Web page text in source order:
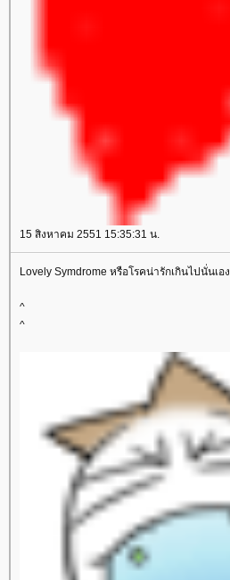
15 สิงหาคม 2551 15:35:31 น.
Lovely Symdrome หรือโรคน่ารักเกินไปนั่นเอง
^
^